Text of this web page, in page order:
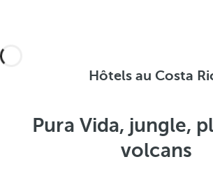
Hôtels au Costa
Pura Vida, jungle,
volcans